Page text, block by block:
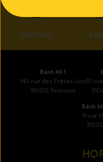
SUR PLACE À
Bánh Mì 1
143 rue des Frères Lion
31000 Toulouse
10
Bánh
11 rue